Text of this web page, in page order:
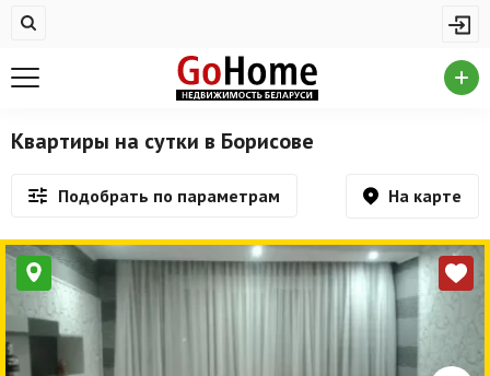
Недвижимость в Борисове
На сутки
Новостройки
Дома/коттеджи/участки
Комерческая недвижимость
Квартиры на сутки в Борисове
Подобрать по параметрам На карте